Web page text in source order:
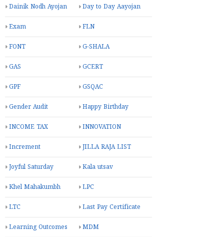
Dainik Nodh Ayojan Day to Day Aayojan
Exam FLN
FONT G-SHALA
GAS GCERT
GPF GSQAC
Gender Audit Happy Birthday
INCOME TAX INNOVATION
Increment JILLA RAJA LIST
Joyful Saturday Kala utsav
Khel Mahakumbh LPC
LTC Last Pay Certificate
Learning Outcomes MDM